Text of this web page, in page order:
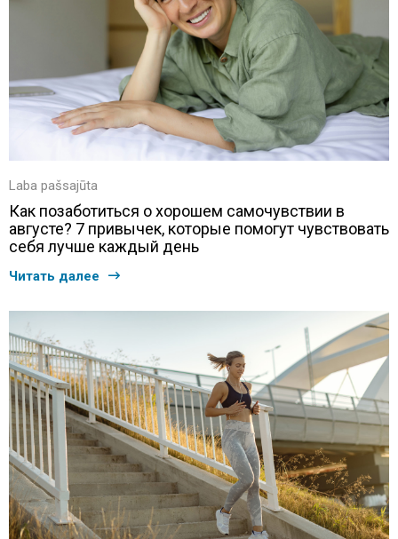
Laba pašsajūta
Как позаботиться о хорошем самочувствии в
августе? 7 привычек, которые помогут чувствовать
себя лучше каждый день
Читать далее